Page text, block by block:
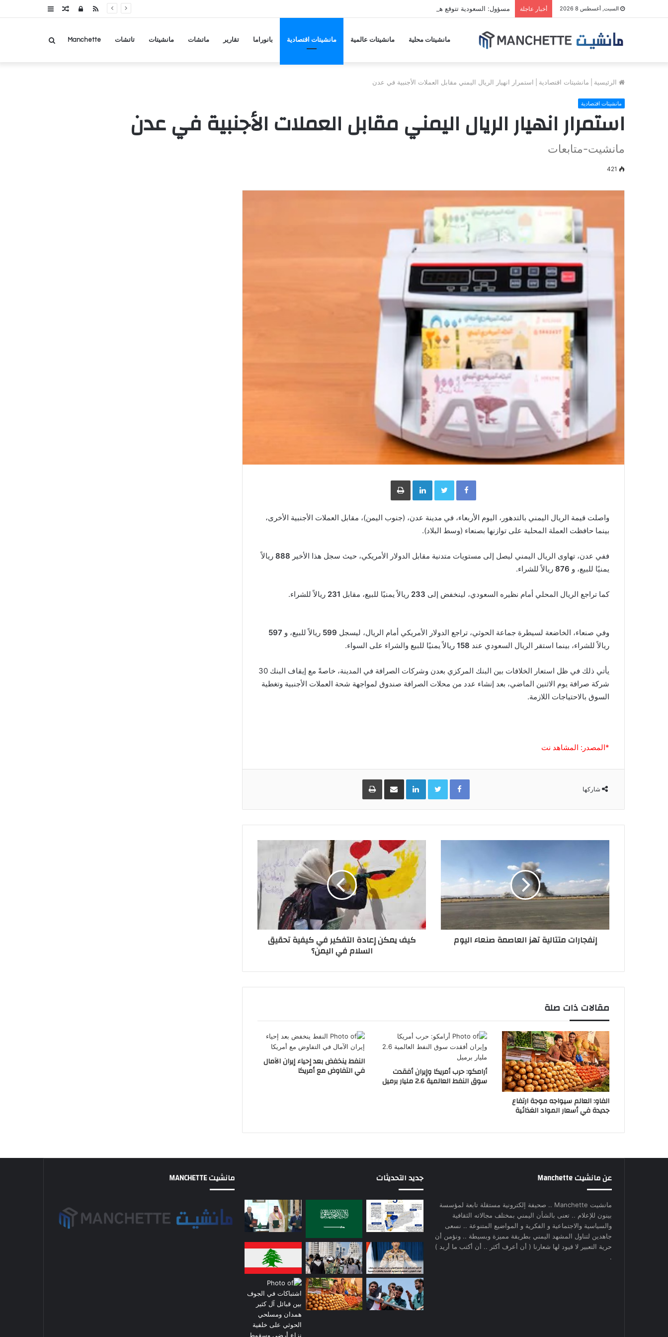
السبت, أغسطس 8 2026 أخبار عاجلة مسؤول: السعودية تتوقع هجمات منسقة من حلفاء لإيران عمودمقالتسجيلRSS
مانشيتات محلية مانشيتات عالمية مانشيتات اقتصادية بانوراما تقارير ماتشات مانشيتات تاتشات Manchette بحث
الرئيسية مانشيتات اقتصادية استمرار انهيار الريال اليمني مقابل العملات الأجنبية في عدن
مانشيتات اقتصادية
استمرار انهيار الريال اليمني مقابل العملات الأجنبية في عدن
مانشيت-متابعات
421
Facebook
Twitter
LinkedInطباعة
واصلت قيمة الريال اليمني بالتدهور، اليوم الأربعاء، في مدينة عدن، (جنوب اليمن)، مقابل العملات الأجنبية الأخرى،
بينما حافظت العملة المحلية على توازنها بصنعاء (وسط البلاد).
ففي عدن، تهاوى الريال اليمني ليصل إلى مستويات متدنية مقابل الدولار الأمريكي، حيث سجل هذا الأخير 888 ريالاً
يمنيًا للبيع، و 876 ريالاً للشراء.
كما تراجع الريال المحلي أمام نظيره السعودي، لينخفض إلى 233 ريالاً يمنيًا للبيع، مقابل 231 ريالاً للشراء.
وفي صنعاء، الخاضعة لسيطرة جماعة الحوثي، تراجع الدولار الأمريكي أمام الريال، ليسجل 599 ريالاً للبيع، و 597
ريالاً للشراء، بينما استقر الريال السعودي عند 158 ريالاً يمنيًا للبيع والشراء على السواء.
يأتي ذلك في ظل استعار الخلافات بين البنك المركزي بعدن وشركات الصرافة في المدينة، خاصةً مع إيقاف البنك 30
شركة صرافة يوم الاثنين الماضي، بعد إنشاء عدد من محلات الصرافة صندوق لمواجهة شحة العملات الأجنبية وتغطية
السوق بالاحتياجات اللازمة.
*المصدر: المشاهد نت
شاركها
Facebook
Twitter
LinkedInمشاركة عبر البريد طباعة
إنفجارات متتالية تهز العاصمة صنعاء اليوم كيف يمكن إعادة التفكير في كيفية تحقيق
السلام في اليمن؟
مقالات ذات صلة
الفاو: العالم سيواجه موجة ارتفاع
جديدة في أسعار المواد الغذائية
أرامكو: حرب أمريكا وإيران أفقدت
سوق النفط العالمية 2.6 مليار برميل
النفط ينخفض بعد إحياء إيران الآمال
في التفاوض مع أمريكا
عن مانشيت Manchette
مانشيت Manchette .. صحيفة إلكترونية مستقلة تابعة لمؤسسة
بينون للإعلام .. تعنى بالشأن اليمني بمختلف مجالاته الثقافية
والسياسية والاجتماعية و الفكرية و المواضيع المتنوعة .. نسعى
جاهدين لتناول المشهد اليمني بطريقة مميزة وبسيطة .. ونؤمن أن
حرية التعبير لا قيود لها شعارنا ( أن أعرف أكثر .. أن أكتب ما أريد )
.
جديد التحديثات مانشيت MANCHETTE